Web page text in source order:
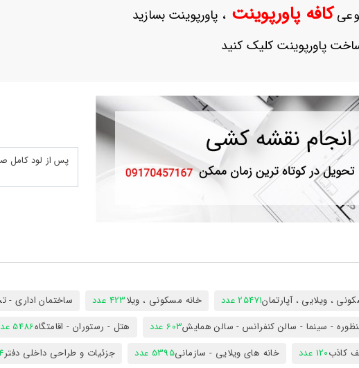
کافه پاورپوینت، پاورپوینت بسازید
پاورپوینت کلیک کنید
، ویلایی ، آپارتمان25471 عدد خانه مسکونی ، ویلا423 عدد ساختمان اداری -
- سینما - سالن کنفرانس - سالن همایش603 عدد هتل - رستوران - اقامتگاه5486 عدد
کاذب120 عدد خانه های ویلایی - سازمانی5395 عدد جزئیات و طراحی داخلی دفتر